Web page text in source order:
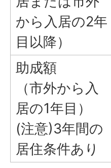
から入居の2年
目以降）
助成額
（市外から入
居の1年目）
(注意)3年間の
居住条件あり